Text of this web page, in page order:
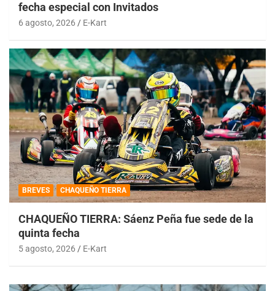
fecha especial con Invitados
6 agosto, 2026 E-Kart
BREVES CHAQUEÑO TIERRA
CHAQUEÑO TIERRA: Sáenz Peña fue sede de la
quinta fecha
5 agosto, 2026 E-Kart